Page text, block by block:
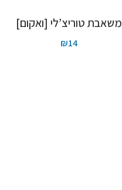
משאבת טוריצ’לי [ואקום]
₪14